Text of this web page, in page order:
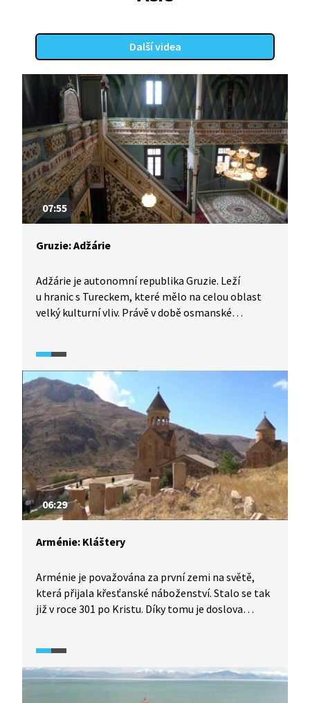
Další videa
07:55
Gruzie: Adžárie
Adžárie je autonomní republika Gruzie. Leží
u hranic s Tureckem, které mělo na celou oblast
velký kulturní vliv. Právě v době osmanské
a stále jich ubývá. Architektonickým skvostem
Adžárie jsou polozapomenuté vzácné dřevěné
mešity. V dobách Sovětského svazu byly mnohé
mešity zničeny. Ani současná gruzínská vláda
v Tbilisi však nevěnuje opravě mešit náležitou
pozornost.
06:29
Arménie: Kláštery
Arménie je považována za první zemi na světě,
která přijala křesťanské náboženství. Stalo se tak
již v roce 301 po Kristu. Díky tomu je doslova
novověku. Kláštery bývaly středisky arménské
vzdělanosti a přečkaly arabskou nadvládu i éru